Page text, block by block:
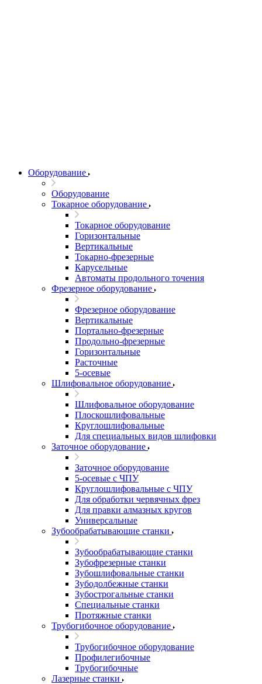
Оборудование
Оборудование
Токарное оборудование
Токарное оборудование
Горизонтальные
Вертикальные
Токарно-фрезерные
Карусельные
Автоматы продольного точения
Фрезерное оборудование
Фрезерное оборудование
Вертикальные
Портально-фрезерные
Продольно-фрезерные
Горизонтальные
Расточные
5-осевые
Шлифовальное оборудование
Шлифовальное оборудование
Плоскошлифовальные
Круглошлифовальные
Для специальных видов шлифовки
Заточное оборудование
Заточное оборудование
5-осевые с ЧПУ
Круглошлифовальные с ЧПУ
Для обработки червячных фрез
Для правки алмазных кругов
Универсальные
Зубообрабатывающие станки
Зубообрабатывающие станки
Зубофрезерные станки
Зубошлифовальные станки
Зубодолбежные станки
Зубострогальные станки
Специальные станки
Протяжные станки
Трубогибочное оборудование
Трубогибочное оборудование
Профилегибочные
Трубогибочные
Лазерные станки